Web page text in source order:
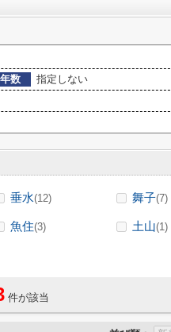
数
指定しない
垂水(12) 舞子(7)
魚住(3) 土山(1)
件が該当